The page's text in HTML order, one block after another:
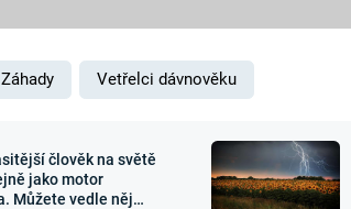
Zajímavosti
Záhady Vetřelci dávnověku
člověk na světě
jako motor
Můžete vedle něj